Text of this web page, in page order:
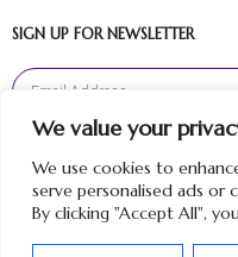
We value your
We use cookies to
serve personalised ads or
By clicking "Accept All",
SIGN UP FOR NEWSLETTER